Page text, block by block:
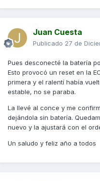
Juan Cuesta
Publicado 27 de
Pues desconecté la batería
Esto provocó un reset en la
primera y el ralentí había
estable, no se paraba.
La llevé al conce y me
dejándola sin batería.
nuevo y la ajustará con el
Un saludo y feliz año a todos